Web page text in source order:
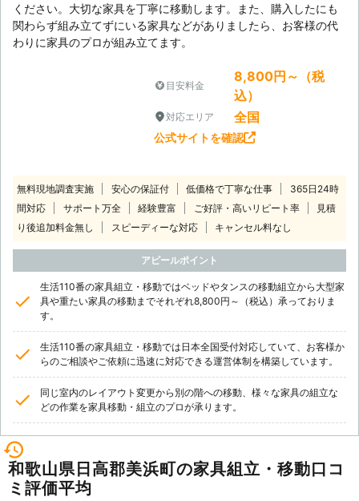
ください。大切な家具を丁寧に移動します。また、購入したにも
関わらず組み立てずにいる家具などがありましたら、お客様の代
わりに家具のプロが組み立てます。
目安料金
8,800円～（税
込）
対応エリア 全国
公式サイトを確認
無料現地調査実施 安心の保証付 低価格で丁寧な仕事
365日24時
間対応
サポート万全 経験豊富 ご好評・高いリピート率
見積
り後追加料金無し
スピーディーな対応 キャンセル料なし
アピールポイント
生活110番の家具組立・移動ではベッドやタンスの移動組立から大型家
具や重たい家具の移動までそれぞれ8,800円～（税込）承っておりま
す。
生活110番の家具組立・移動では日本全国受付対応していて、お客様か
らのご相談やご依頼に迅速に対応できる運営体制を構築しています。
同じ室内のレイアウト変更から別の階への移動、様々な家具の組立な
どの作業を家具移動・組立のプロが承ります。
和歌山県日高郡美浜町の家具組立・移動口コ
ミ評価平均